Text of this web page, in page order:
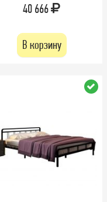
40 666
В корзину